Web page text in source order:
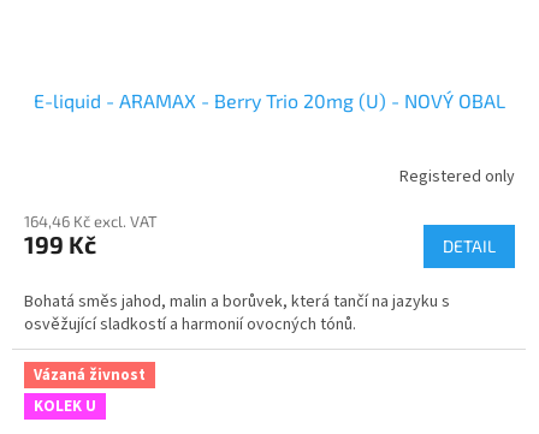
E-liquid - ARAMAX - Berry Trio 20mg (U) - NOVÝ OBAL
Registered only
164,46 Kč excl. VAT
199 Kč DETAIL
Bohatá směs jahod, malin a borůvek, která tančí na jazyku s
osvěžující sladkostí a harmonií ovocných tónů.
Vázaná živnost
KOLEK U